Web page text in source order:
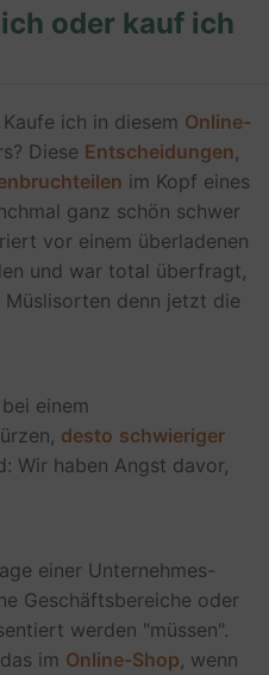
oder kauf ich
ich in diesem Online-
Diese Entscheidungen,
im Kopf eines
ganz schön schwer
vor einem überladenen
und war total überfragt,
denn jetzt die
einem
desto schwieriger
Wir haben Angst davor,
einer Unternehmes-
Geschäftsbereiche oder
werden "müssen".
im Online-Shop, wenn